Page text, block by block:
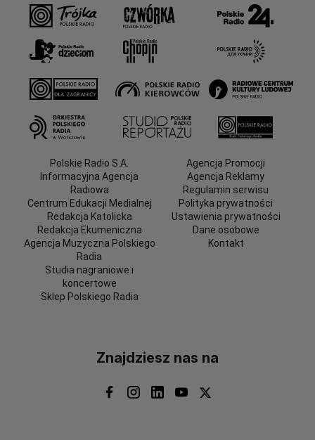
Polskie Radio S.A.
Informacyjna Agencja
Radiowa
Centrum Edukacji Medialnej
Redakcja Katolicka
Redakcja Ekumeniczna
Agencja Muzyczna Polskiego
Radia
Studia nagraniowe i
koncertowe
Sklep Polskiego Radia
Agencja Promocji
Agencja Reklamy
Regulamin serwisu
Polityka prywatności
Ustawienia prywatności
Dane osobowe
Kontakt
Znajdziesz nas na